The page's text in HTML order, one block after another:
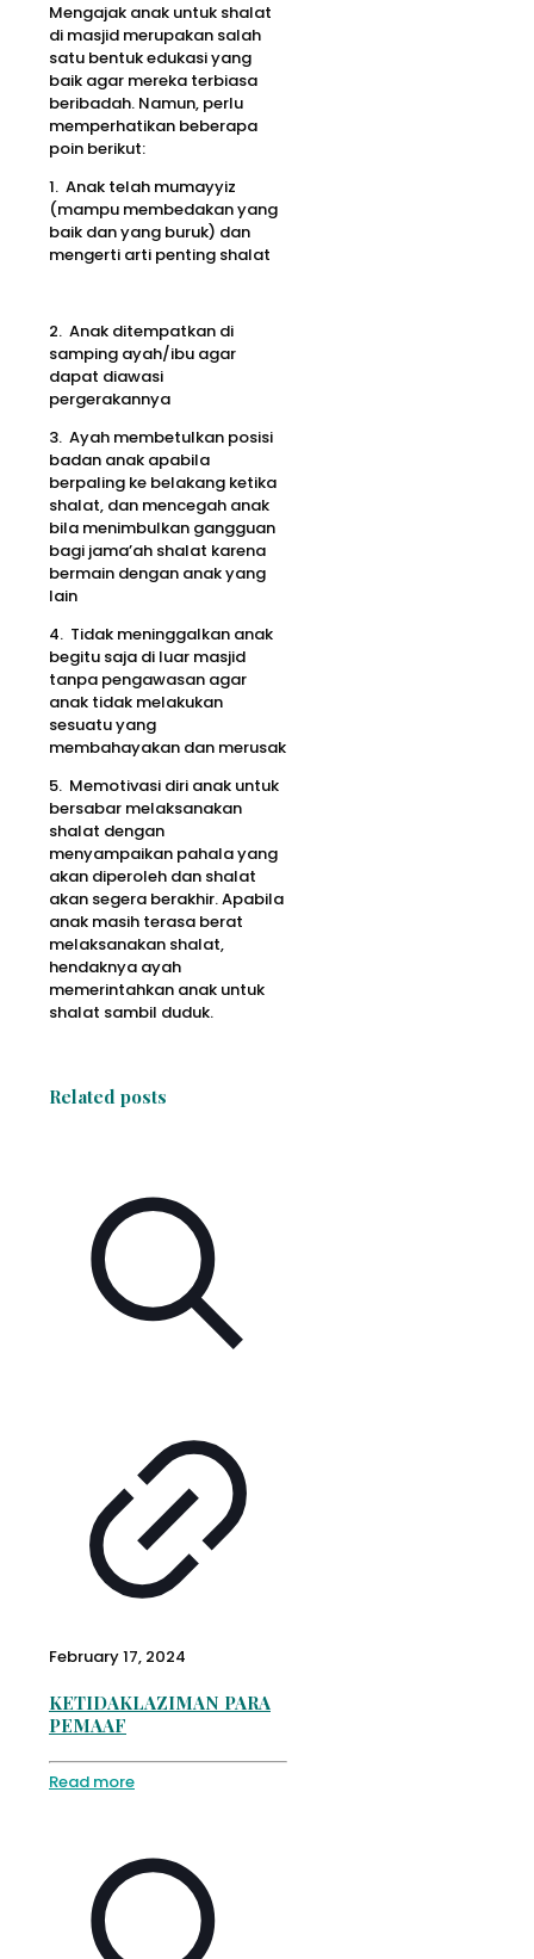
Mengajak anak untuk shalat
di masjid merupakan salah
satu bentuk edukasi yang
baik agar mereka terbiasa
beribadah. Namun, perlu
memperhatikan beberapa
poin berikut:
1. Anak telah mumayyiz
(mampu membedakan yang
baik dan yang buruk) dan
mengerti arti penting shalat
2. Anak ditempatkan di
samping ayah/ibu agar
dapat diawasi
pergerakannya
3. Ayah membetulkan posisi
badan anak apabila
berpaling ke belakang ketika
shalat, dan mencegah anak
bila menimbulkan gangguan
bagi jama’ah shalat karena
bermain dengan anak yang
lain
4. Tidak meninggalkan anak
begitu saja di luar masjid
tanpa pengawasan agar
anak tidak melakukan
sesuatu yang
membahayakan dan merusak
5. Memotivasi diri anak untuk
bersabar melaksanakan
shalat dengan
menyampaikan pahala yang
akan diperoleh dan shalat
akan segera berakhir. Apabila
anak masih terasa berat
melaksanakan shalat,
hendaknya ayah
memerintahkan anak untuk
shalat sambil duduk.
Related posts
February 17, 2024
KETIDAKLAZIMAN PARA
PEMAAF
Read more